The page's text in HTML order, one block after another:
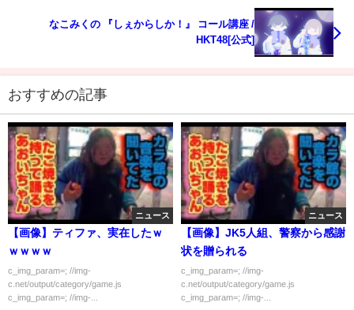
なこみくの 『しぇからしか！』 コール講座 /
HKT48[公式]
おすすめの記事
ニュース
【画像】ティファ、実在したｗ
ｗｗｗｗ
c_img_param=; //img-
c.net/output/category/game.js
c_img_param=; //img-...
ニュース
【画像】JK5人組、警察から感謝
状を贈られる
c_img_param=; //img-
c.net/output/category/game.js
c_img_param=; //img-...